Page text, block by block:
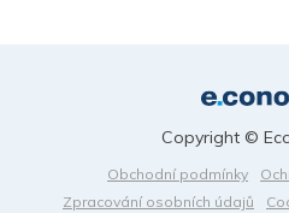
Obchodní podmínky
Zpracování osobních údajů
Copyright ©